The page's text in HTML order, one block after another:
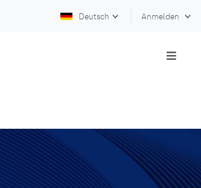
Deutsch Anmelden